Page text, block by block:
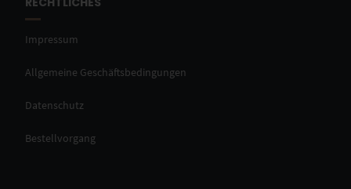
Impressum
Allgemeine Geschäftsbedingungen
Datenschutz
Bestellvorgang